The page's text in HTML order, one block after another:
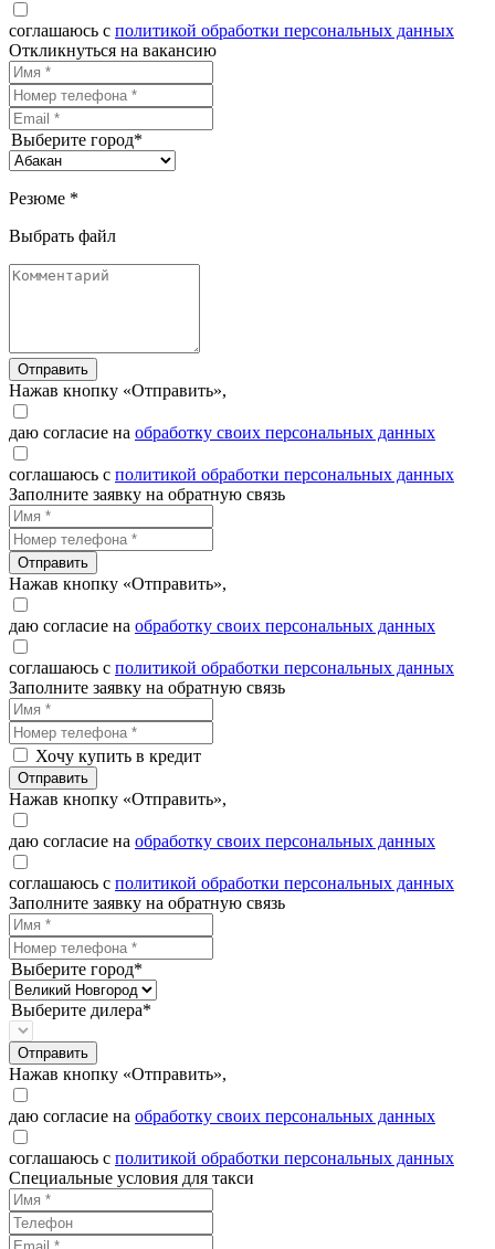
соглашаюсь с политикой обработки персональных данных
Откликнуться на вакансию
Выберите город*
Резюме *
Выбрать файл
Отправить
Нажав кнопку «Отправить»,
даю согласие на обработку своих персональных данных
соглашаюсь с политикой обработки персональных данных
Заполните заявку на обратную связь
Отправить
Нажав кнопку «Отправить»,
даю согласие на обработку своих персональных данных
соглашаюсь с политикой обработки персональных данных
Заполните заявку на обратную связь
Хочу купить в кредит
Отправить
Нажав кнопку «Отправить»,
даю согласие на обработку своих персональных данных
соглашаюсь с политикой обработки персональных данных
Заполните заявку на обратную связь
Выберите город*
Выберите дилера*
Отправить
Нажав кнопку «Отправить»,
даю согласие на обработку своих персональных данных
соглашаюсь с политикой обработки персональных данных
Специальные условия для такси